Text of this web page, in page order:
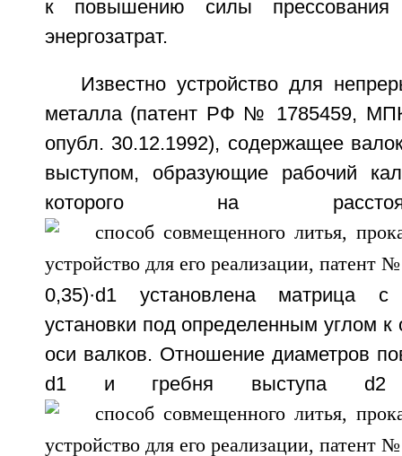
к повышению силы прессования
энергозатрат.
Известно устройство для
металла (патент РФ № 1785459,
опубл. 30.12.1992), содержащее
выступом, образующие рабочий
которого на
0,35)·d1 установлена матрица
установки под определенным углом
оси валков. Отношение диаметров
d1 и гребня выступа d2